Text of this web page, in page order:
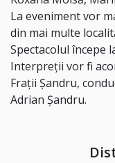
La eveniment vor
din mai multe
Spectacolul începe
Interpreții vor fi
Frații Șandru,
Adrian Șandru.